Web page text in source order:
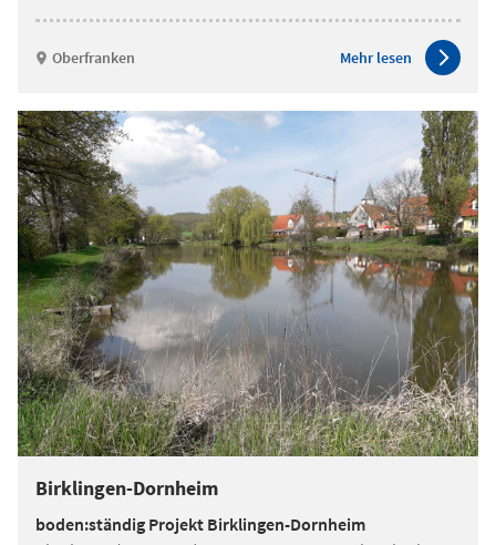
Oberfranken Mehr lesen
Birklingen-Dornheim
boden:ständig Projekt Birklingen-Dornheim